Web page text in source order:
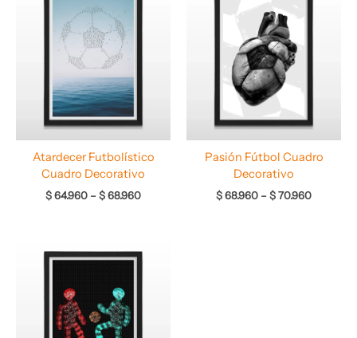
Atardecer Futbolístico
Cuadro Decorativo
$64.960 –$68.960
Pasión Fútbol Cuadro
Decorativo
$68.960 –$70.960
de